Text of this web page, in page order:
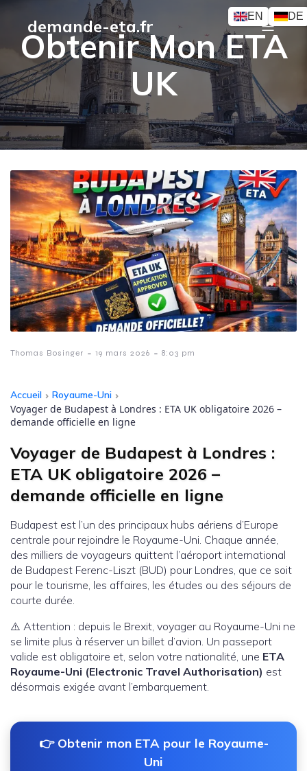
demande-eta.fr
Obtenir Mon ETA
UK
Thomas Bosinger - 19 mars 2026 - 8:03 pm
Accueil › Royaume-Uni ›
Voyager de Budapest à Londres : ETA UK obligatoire 2026 –
demande officielle en ligne
Voyager de Budapest à Londres :
ETA UK obligatoire 2026 –
demande officielle en ligne
Budapest est l’un des principaux hubs aériens d’Europe
centrale pour rejoindre le Royaume-Uni. Chaque année,
des milliers de voyageurs quittent l’aéroport international
de Budapest Ferenc-Liszt (BUD) pour Londres, que ce soit
pour le tourisme, les affaires, les études ou des séjours de
courte durée.
⚠️ Attention : depuis le Brexit, voyager au Royaume-Uni ne
se limite plus à réserver un billet d’avion. Un passeport
valide est obligatoire et, selon votre nationalité, une ETA
Royaume-Uni (Electronic Travel Authorisation) est
désormais exigée avant l’embarquement.
👉 Obtenir mon ETA pour le Royaume-
Uni
EN DE